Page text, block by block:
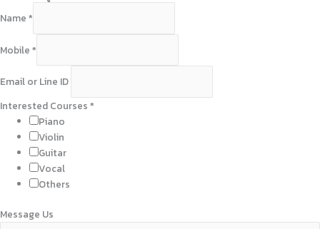
Vocal
Others
Message Us